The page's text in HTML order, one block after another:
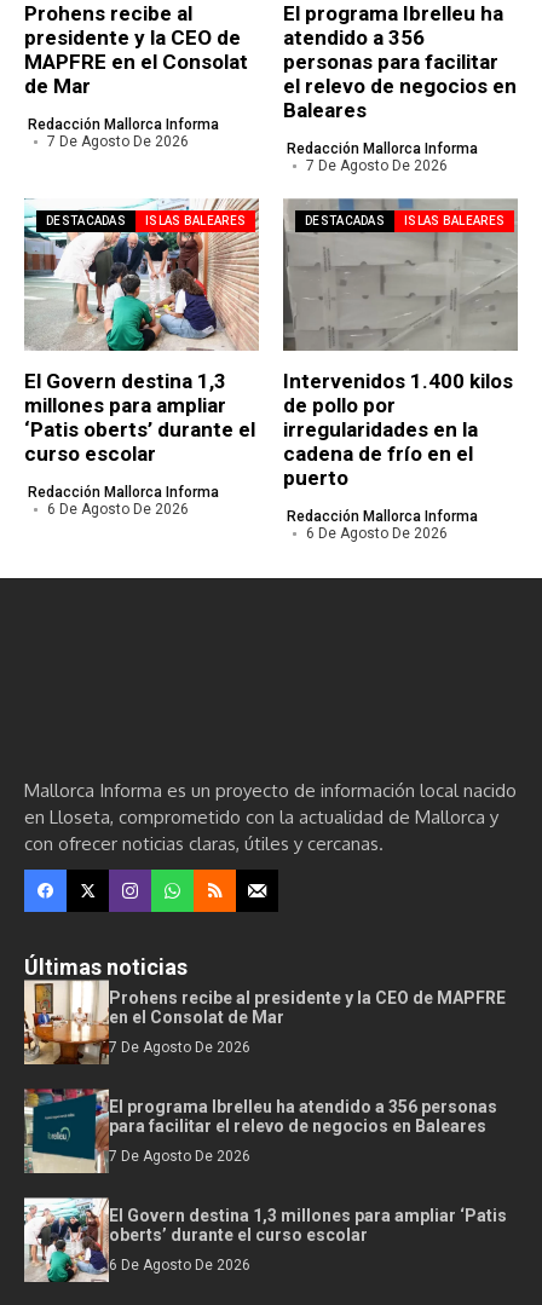
Prohens recibe al
presidente y la CEO de
MAPFRE en el Consolat
de Mar
Redacción Mallorca Informa
7 De Agosto De 2026
El programa Ibrelleu ha
atendido a 356
personas para facilitar
el relevo de negocios en
Baleares
Redacción Mallorca Informa
7 De Agosto De 2026
DESTACADAS ISLAS BALEARES
El Govern destina 1,3
millones para ampliar
‘Patis oberts’ durante el
curso escolar
Redacción Mallorca Informa
6 De Agosto De 2026
DESTACADAS ISLAS BALEARES
Intervenidos 1.400 kilos
de pollo por
irregularidades en la
cadena de frío en el
puerto
Redacción Mallorca Informa
6 De Agosto De 2026
Mallorca Informa es un proyecto de información local nacido
en Lloseta, comprometido con la actualidad de Mallorca y
con ofrecer noticias claras, útiles y cercanas.
Últimas noticias
Prohens recibe al presidente y la CEO de MAPFRE
en el Consolat de Mar
7 De Agosto De 2026
El programa Ibrelleu ha atendido a 356 personas
para facilitar el relevo de negocios en Baleares
7 De Agosto De 2026
El Govern destina 1,3 millones para ampliar ‘Patis
oberts’ durante el curso escolar
6 De Agosto De 2026